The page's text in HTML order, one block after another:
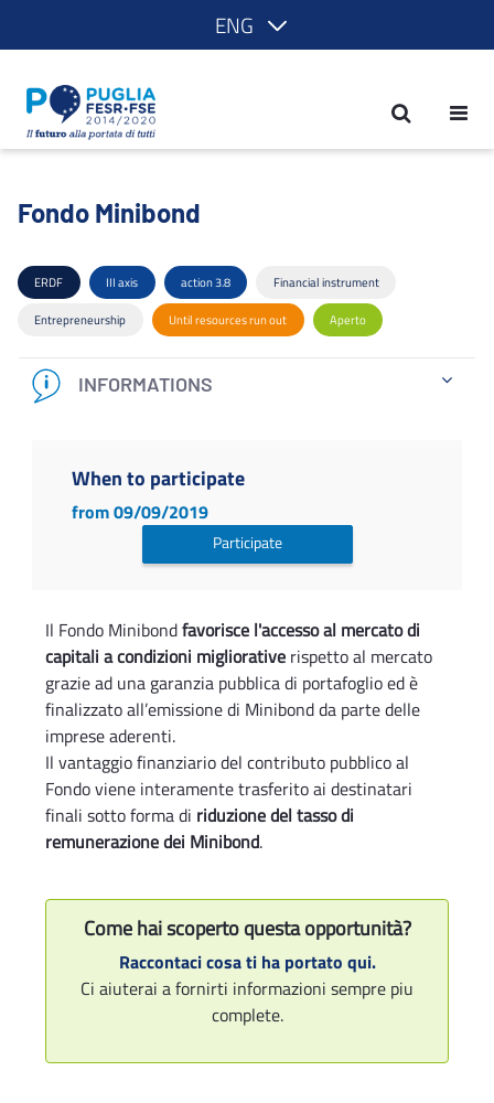
ENG
Fondo Minibond - POR Puglia 2014-
Fondo Minibond
ERDF III axis action 3.8 Financial instrument
Entrepreneurship Until resources run out Aperto
INFORMATIONS
When to participate
from 09/09/2019
Participate
Il Fondo Minibondfavorisce l'accesso al mercato di
capitali a condizioni migliorative rispetto al mercato
grazie ad una garanzia pubblica di portafoglio ed è
finalizzato all’emissione di Minibond da parte delle
imprese aderenti.
Il vantaggio finanziario del contributo pubblico al
Fondo viene interamente trasferito ai destinatari
finali sotto forma di riduzione del tasso di
remunerazione dei Minibond.
Come hai scoperto questa opportunità?
Raccontaci cosa ti ha portato qui.
Ci aiuterai a fornirti informazioni sempre piu
complete.